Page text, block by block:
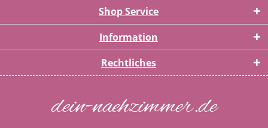
Shop Service
Information
Rechtliches
dein-naehzimmer.de